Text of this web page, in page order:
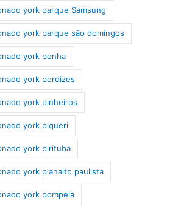
york parque Samsung
york parque são domingos
york penha
york perdizes
york pinheiros
york piqueri
york pirituba
york planalto paulista
york pompeia